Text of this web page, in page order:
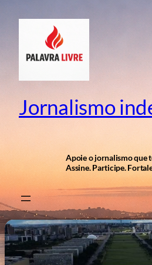
conteúdo
Jornalismo
Apoie o jornalismo que
Assine. Participe.